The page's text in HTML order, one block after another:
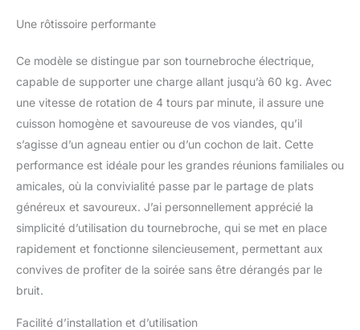
1 : Vous pouvez choisir
entre deux façons de
faire tourner la broche du
consiste à utiliser notre
poignée et la seconde à
installer un moteur pour
une rotation
plaque et le ventilateur
intégrés sont utilisés
pour l'isolation et la
dissipation de la chaleur.
Fabriquée en acier
Une rôtissoire performante
Ce modèle se distingue par son tournebroche électrique,
capable de supporter une charge allant jusqu’à 60 kg. Avec
une vitesse de rotation de 4 tours par minute, il assure une
cuisson homogène et savoureuse de vos viandes, qu’il
s’agisse d’un agneau entier ou d’un cochon de lait. Cette
performance est idéale pour les grandes réunions familiales ou
amicales, où la convivialité passe par le partage de plats
généreux et savoureux. J’ai personnellement apprécié la
simplicité d’utilisation du tournebroche, qui se met en place
rapidement et fonctionne silencieusement, permettant aux
convives de profiter de la soirée sans être dérangés par le
bruit.
Facilité d’installation et d’utilisation